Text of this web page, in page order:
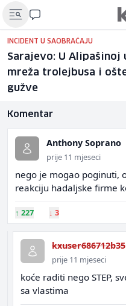
INCIDENT U SAOBRAĆAJU
Sarajevo: U
mreža trolejbusa i
gužve
Komentar
Anthony Soprano
prije 11 mjeseci
nego je mogao poginuti,
reakciju hadaljske firme
↑ 227 ↓ 3
kxuser686712b35
prije 11 mjeseci
koće raditi nego STEP,
sa vlastima